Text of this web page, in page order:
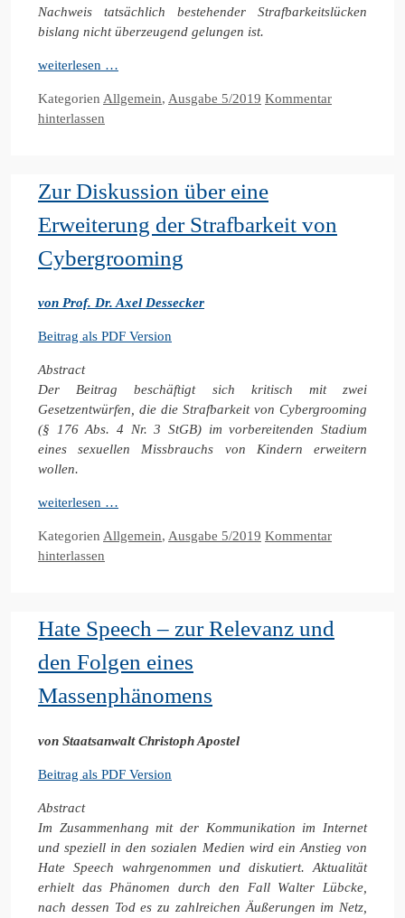
Nachweis tatsächlich bestehender Strafbarkeitslücken
bislang nicht überzeugend gelungen ist.
weiterlesen …
Kategorien Allgemein, Ausgabe 5/2019 Kommentar
hinterlassen
Zur Diskussion über eine
Erweiterung der Strafbarkeit von
Cybergrooming
von Prof. Dr. Axel Dessecker
Beitrag als PDF Version
Abstract
Der Beitrag beschäftigt sich kritisch mit zwei
Gesetzentwürfen, die die Strafbarkeit von Cybergrooming
(§ 176 Abs. 4 Nr. 3 StGB) im vorbereitenden Stadium
eines sexuellen Missbrauchs von Kindern erweitern
wollen.
weiterlesen …
Kategorien Allgemein, Ausgabe 5/2019 Kommentar
hinterlassen
Hate Speech – zur Relevanz und
den Folgen eines
Massenphänomens
von Staatsanwalt Christoph Apostel
Beitrag als PDF Version
Abstract
Im Zusammenhang mit der Kommunikation im Internet
und speziell in den sozialen Medien wird ein Anstieg von
Hate Speech wahrgenommen und diskutiert. Aktualität
erhielt das Phänomen durch den Fall Walter Lübcke,
nach dessen Tod es zu zahlreichen Äußerungen im Netz,